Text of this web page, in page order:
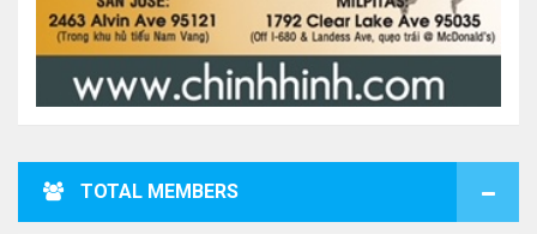
TOTAL MEMBERS